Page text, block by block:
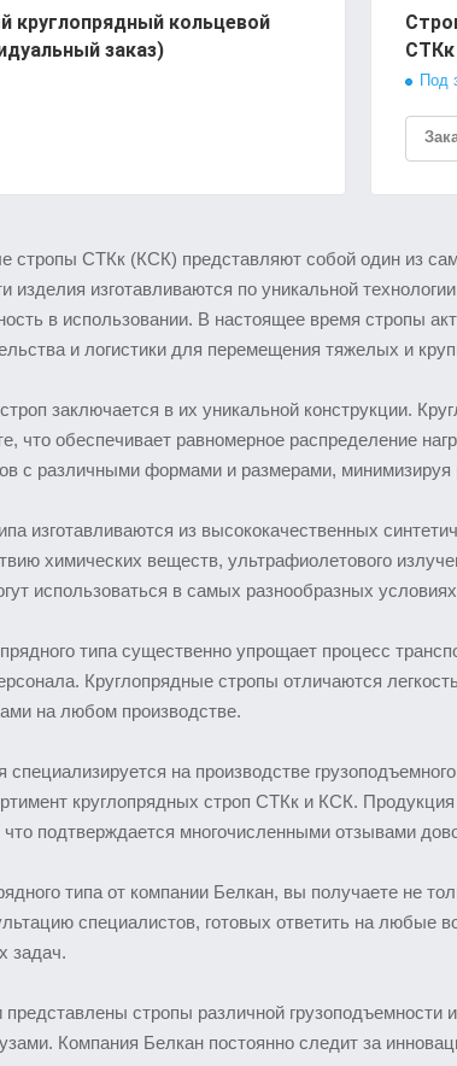
круглопрядный кольцевой
заказ)
Под
стропы СТКк (КСК) представляют собой один из
изделия изготавливаются по уникальной
в использовании. В настоящее время стропы
и логистики для перемещения тяжелых и
заключается в их уникальной конструкции.
что обеспечивает равномерное распределение
с различными формами и размерами, минимизируя
изготавливаются из высококачественных
химических веществ, ультрафиолетового
использоваться в самых разнообразных
типа существенно упрощает процесс
Круглопрядные стропы отличаются
на любом производстве.
специализируется на производстве
круглопрядных строп СТКк и КСК.
что подтверждается многочисленными отзывами
типа от компании Белкан, вы получаете не
специалистов, готовых ответить на любые
задач.
представлены стропы различной
Компания Белкан постоянно следит за